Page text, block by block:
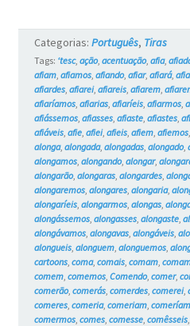
Categorias: Português, Tiras
Tags: ‘tesc, ação, acentuação, afia,
afiam, afiamos, afiando, afiar, afiará,
afiardes, afiarei, afiareis, afiarem,
afiaríamos, afiarias, afiaríeis, afiarmos,
afiássemos, afiasses, afiaste, afiastes,
afiáveis, afie, afiei, afieis, afiem, afiemos,
alonga, alongada, alongadas, alongado,
alongamos, alongando, alongar,
alongarão, alongaras, alongardes,
alongaremos, alongares, alongaria,
alongaríeis, alongarmos, alongas,
alongássemos, alongasses, alongaste,
alongávamos, alongavas, alongáveis,
alongueis, alonguem, alonguemos,
cartoons, coma, comais, comam,
comem, comemos, Comendo, comer,
comerão, comerás, comerdes, comerei,
comeres, comeria, comeriam,
comermos, comes, comesse, comêsseis,